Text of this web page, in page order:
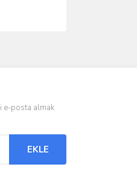
e-posta almak
EKLE